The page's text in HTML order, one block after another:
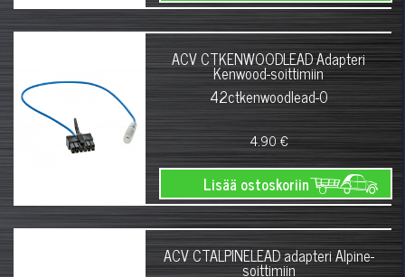
ACV CTKENWOODLEAD Adapteri
Kenwood-soittimiin
42ctkenwoodlead-0
4.90 €
Lisää ostoskoriin
ACV CTALPINELEAD adapteri Alpine-
soittimiin